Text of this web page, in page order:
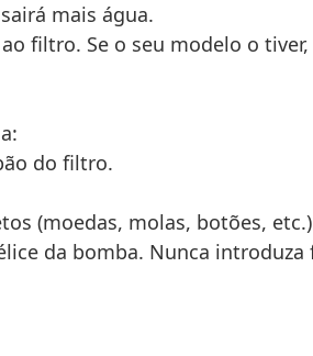
mais água.
filtro. Se o seu modelo o
do filtro.
(moedas, molas, botões,
da bomba. Nunca